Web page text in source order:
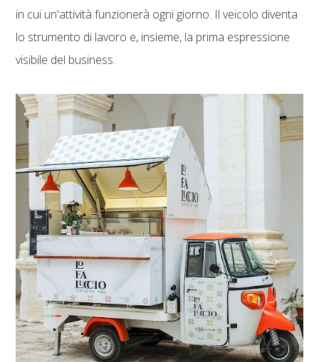
in cui un'attività funzionerà ogni giorno. Il veicolo diventa
lo strumento di lavoro e, insieme, la prima espressione
visibile del business.